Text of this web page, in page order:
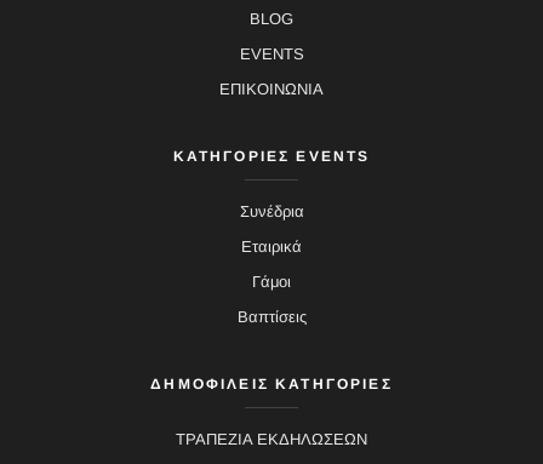
BLOG
EVENTS
ΕΠΙΚΟΙΝΩΝΙΑ
ΚΑΤΗΓΟΡΙΕΣ EVENTS
Συνέδρια
Εταιρικά
Γάμοι
Βαπτίσεις
ΔΗΜΟΦΙΛΕΙΣ ΚΑΤΗΓΟΡΙΕΣ
ΤΡΑΠΕΖΙΑ ΕΚΔΗΛΩΣΕΩΝ